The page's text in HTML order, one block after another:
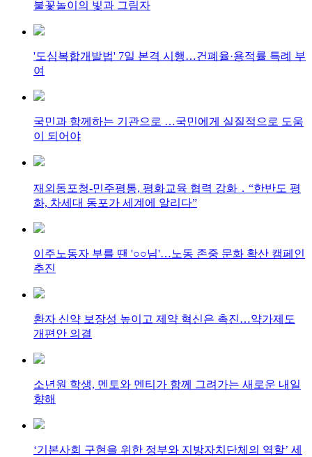
불꽃놀이의 빛과 그림자
'도심복합개발법' 7일 본격 시행…건폐율·용적률 특례 부
여
국민과 함께하는 기관으로 …국민에게 실질적으로 도움
이 되어야
재외동포청-민주평통, 평화교육 협력 강화 ․ “한반도 평
화, 차세대 동포가 세계에 알리다”
이주노동자 부를 땐 '○○님'…노동 존중 문화 확산 캠페인
추진
환자 신약 보장성 높이고 제약 혁신은 촉진…약가제도
개편안 의결
소년원 학생, 멘토와 멘티가 함께 그려가는 새로운 내일
향해
‘기본사회 구현을 위한 정부와 지방자치단체의 역할’ 세